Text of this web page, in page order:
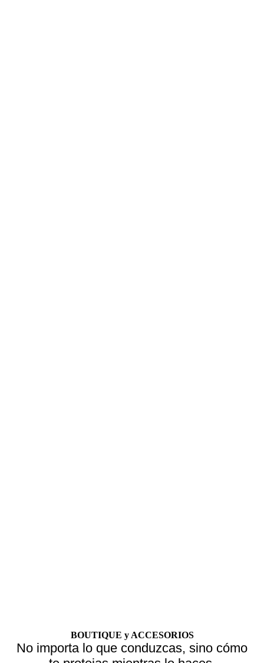
BOUTIQUE y ACCESORIOS
No importa lo que conduzcas, sino cómo